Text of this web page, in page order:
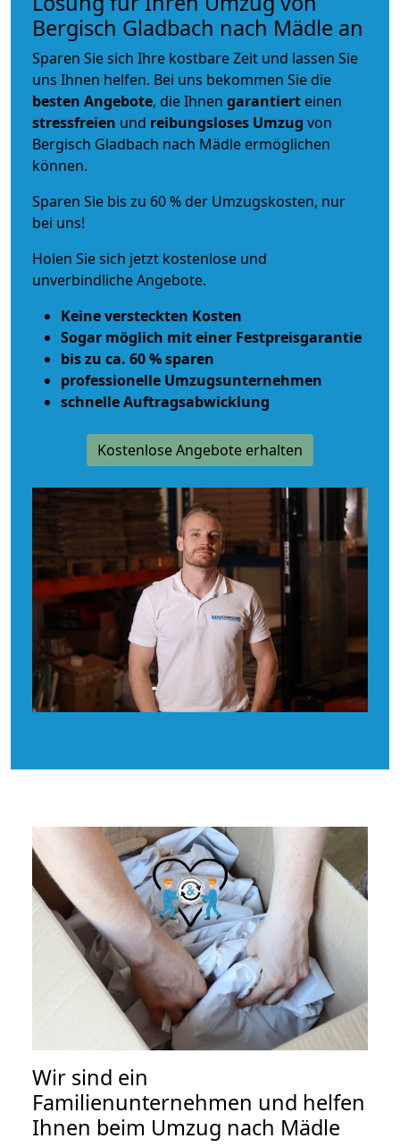
Bergisch Gladbach nach Mädle an
Sparen Sie sich Ihre kostbare Zeit und lassen Sie
uns Ihnen helfen. Bei uns bekommen Sie die
besten Angebote, die Ihnen garantiert einen
stressfreien und reibungsloses Umzug von
Bergisch Gladbach nach Mädle ermöglichen
können.
Sparen Sie bis zu 60 % der Umzugskosten, nur
bei uns!
Holen Sie sich jetzt kostenlose und
unverbindliche Angebote.
Keine versteckten Kosten
Sogar möglich mit einer Festpreisgarantie
bis zu ca. 60 % sparen
professionelle Umzugsunternehmen
schnelle Auftragsabwicklung
Kostenlose Angebote erhalten
Wir sind ein
Familienunternehmen und helfen
Ihnen beim Umzug nach Mädle